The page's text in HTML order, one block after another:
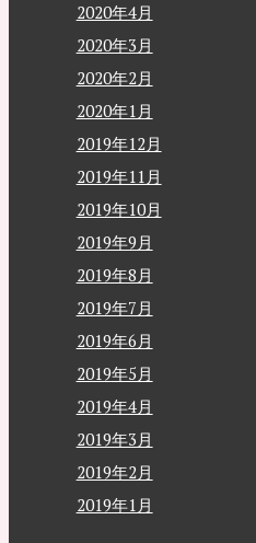
2020年4月
2020年3月
2020年2月
2020年1月
2019年12月
2019年11月
2019年10月
2019年9月
2019年8月
2019年7月
2019年6月
2019年5月
2019年4月
2019年3月
2019年2月
2019年1月